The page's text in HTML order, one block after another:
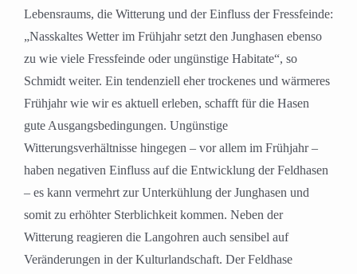
Lebensraums, die Witterung und der Einfluss der Fressfeinde:
„Nasskaltes Wetter im Frühjahr setzt den Junghasen ebenso
zu wie viele Fressfeinde oder ungünstige Habitate“, so
Schmidt weiter. Ein tendenziell eher trockenes und wärmeres
Frühjahr wie wir es aktuell erleben, schafft für die Hasen
gute Ausgangsbedingungen. Ungünstige
Witterungsverhältnisse hingegen – vor allem im Frühjahr –
haben negativen Einfluss auf die Entwicklung der Feldhasen
– es kann vermehrt zur Unterkühlung der Junghasen und
somit zu erhöhter Sterblichkeit kommen. Neben der
Witterung reagieren die Langohren auch sensibel auf
Veränderungen in der Kulturlandschaft. Der Feldhase